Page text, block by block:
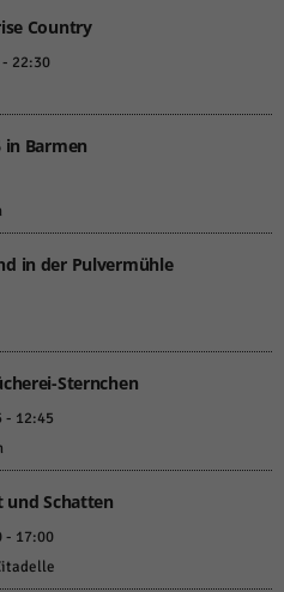
Country
22:30
in Barmen
in der Pulvermühle
Sternchen
- 12:45
und Schatten
- 17:00
anonym. Diese Informationen helfen
unsere Website nutzen.
anzeigen
oder Publishern verwendet,
Sie tun dies, indem sie Besucher
anzeigen
von externen Medien akzeptiert
keiner manuellen Einwilligung
Datenschutzerklärung